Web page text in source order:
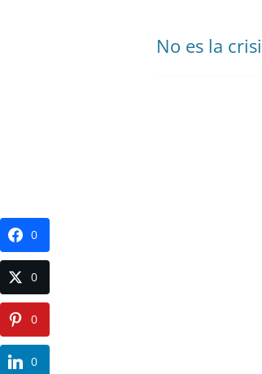
No es la
0
0
0
0